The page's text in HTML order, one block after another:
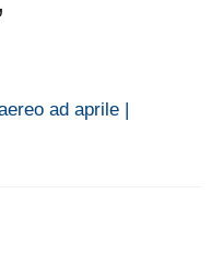
ad aprile |